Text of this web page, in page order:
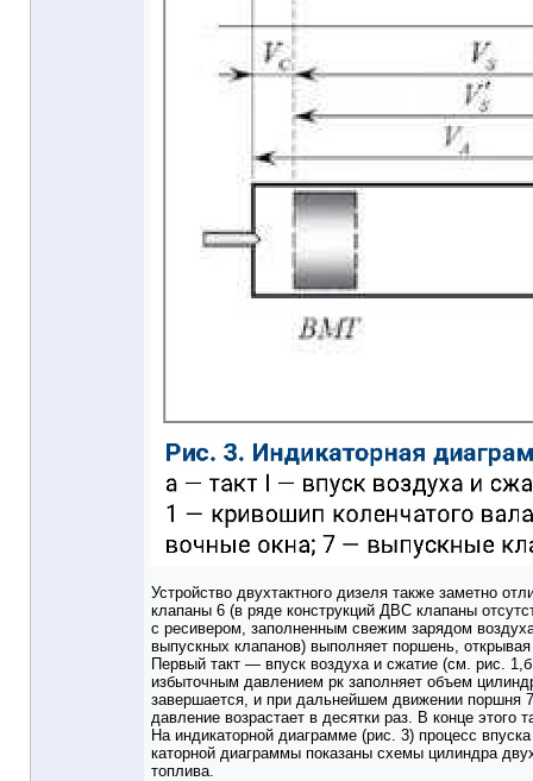
Устройство двухтактного дизеля также заметно
клапаны 6 (в ряде конструкций ДВС клапаны
с ресивером, заполненным свежим зарядом
выпускных клапанов) выполняет поршень,
Первый такт — впуск воздуха и сжатие (см. рис.
избыточным давлением рк заполняет объем
завершается, и при дальнейшем движении поршня
давление возрастает в десятки раз. В конце этого
На индикаторной диаграмме (рис. 3) процесс
каторной диаграммы показаны схемы цилиндра
топлива.